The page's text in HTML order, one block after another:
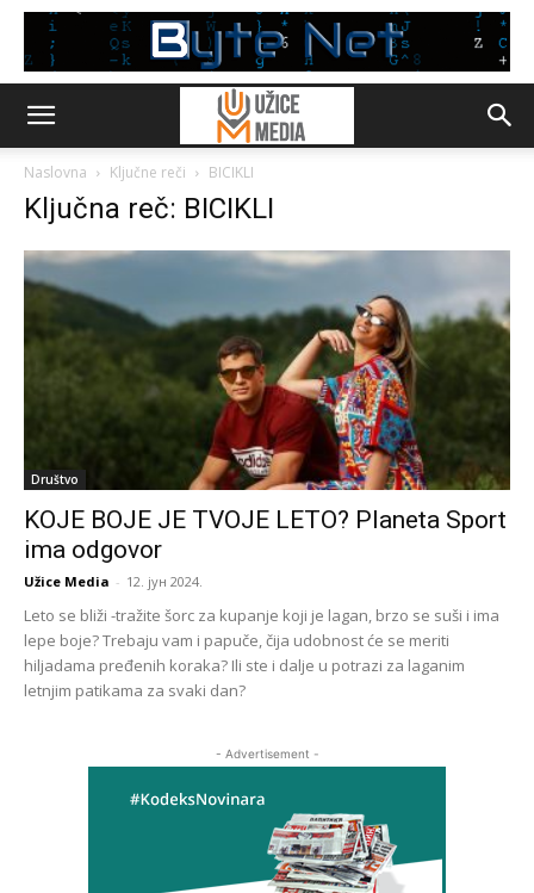
Naslovna Ključne reči BICIKLI
Ključna reč: BICIKLI
Društvo
KOJE BOJE JE TVOJE LETO? Planeta Sport
ima odgovor
Užice Media - 12. јун 2024.
Leto se bliži -tražite šorc za kupanje koji je lagan, brzo se suši i ima
lepe boje? Trebaju vam i papuče, čija udobnost će se meriti
hiljadama pređenih koraka? Ili ste i dalje u potrazi za laganim
letnjim patikama za svaki dan?
- Advertisement -